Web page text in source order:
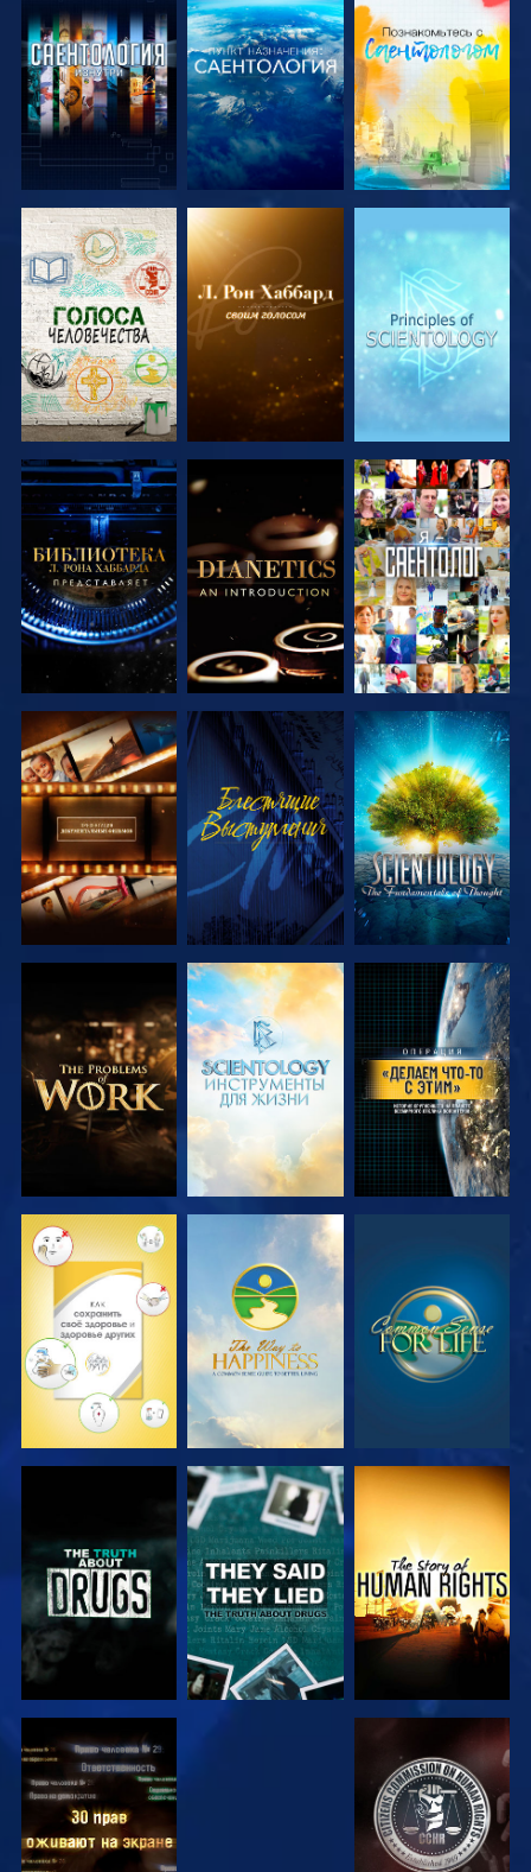
СМОТРЕТЬ
ПЕРЕДАЧИ
СМОТРЕТЬ
ПЕРЕДАЧИ
СМОТРЕТЬ
ПЕРЕДАЧИ
СМОТРЕТЬ
ПЕРЕДАЧИ
СМОТРЕТЬ
ПЕРЕДАЧИ
СМОТРЕТЬ
СМОТРЕТЬ
ПЕРЕДАЧИ
СМОТРЕТЬ
СМОТРЕТЬ
ПЕРЕДАЧИ
СМОТРЕТЬ
ПЕРЕДАЧИ
СМОТРЕТЬ
ПЕРЕДАЧИ
СМОТРЕТЬ
СМОТРЕТЬ СМОТРЕТЬ СМОТРЕТЬ
СМОТРЕТЬ СМОТРЕТЬ
СМОТРЕТЬ СМОТРЕТЬ